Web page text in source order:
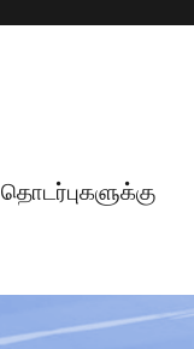
தொடர்புகளுக்கு